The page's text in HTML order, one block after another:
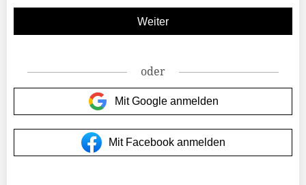
oder
Mit Google anmelden
Mit Facebook anmelden